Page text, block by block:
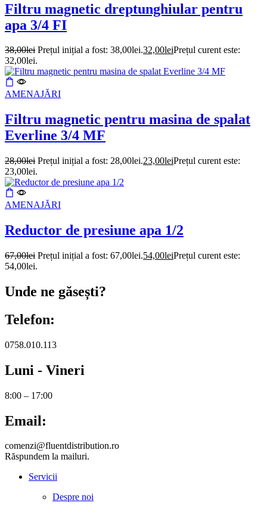
Filtru magnetic dreptunghiular pentru
apa 3/4 FI
38,00lei Prețul inițial a fost: 38,00lei.32,00leiPrețul curent este:
32,00lei.
AMENAJĂRI
Filtru magnetic pentru masina de spalat
Everline 3/4 MF
28,00lei Prețul inițial a fost: 28,00lei.23,00leiPrețul curent este:
23,00lei.
AMENAJĂRI
Reductor de presiune apa 1/2
67,00lei Prețul inițial a fost: 67,00lei.54,00leiPrețul curent este:
54,00lei.
Unde ne găsești?
Telefon:
0758.010.113
Luni - Vineri
8:00 – 17:00
Email:
comenzi@fluentdistribution.ro
Răspundem la mailuri.
Servicii
Despre noi